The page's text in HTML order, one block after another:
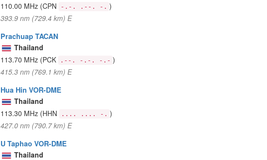
110.00 MHz (CPN -.-. .--. -. )
393.9 nm (729.4 km) E
Prachuap TACAN
Thailand
113.70 MHz (PCK .--. -.-. -.- )
415.3 nm (769.1 km) E
Hua Hin VOR-DME
Thailand
113.30 MHz (HHN .... .... -. )
427.0 nm (790.7 km) E
U Taphao VOR-DME
Thailand